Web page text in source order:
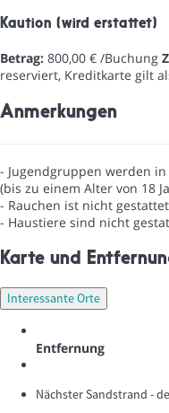
Kaution (wird erstattet)
Betrag: 800,00 € /Buchung
reserviert, Kreditkarte gilt
Anmerkungen
- Jugendgruppen werden
(bis zu einem Alter von 18
- Rauchen ist nicht gestattet
- Haustiere sind nicht
Karte und
Interessante Orte
Entfernung
Nächster Sandstrand -